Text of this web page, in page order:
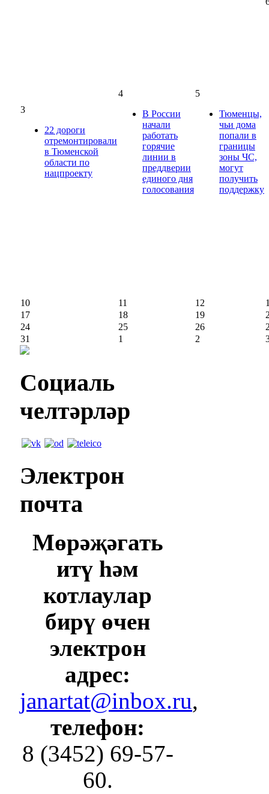
3
22 дороги
отремонтировали
в Тюменской
области по
нацпроекту
4
В России
начали
работать
горячие
линии в
преддверии
единого дня
голосования
5
Тюменцы,
чьи дома
попали в
границы
зоны ЧС,
могут
получить
поддержку
10 11 12
17
18 19
24
25 26
31
1 2
Социаль
челтәрләр
Электрон
почта
Мөрәҗәгать
итү һәм
котлаулар
бирү өчен
электрон
адрес:
janartat@inbox.ru,
телефон:
8 (3452) 69-57-
60.